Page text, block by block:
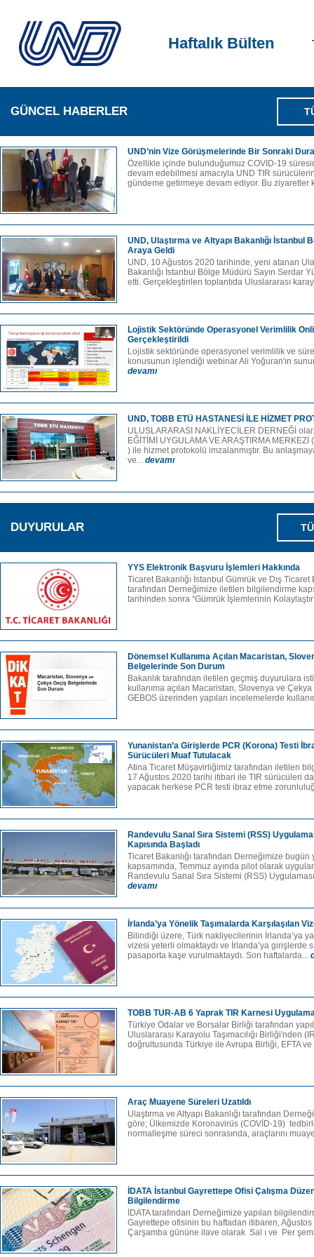
Haftalık Bülten
GÜNCEL HABERLER
UND’nin Vize Görüşmelerinde Bir Sonraki
Özellikle içinde bulunduğumuz COVID-19
devam edebilmesi amacıyla UND TIR
gündeme getirmeye devam ediyor. Bu ziyaretler
UND, Ulaştırma ve Altyapı Bakanlığı İstanbul
Araya Geldi
UND, 10 Ağustos 2020 tarihinde, yeni atanan
Bakanlığı İstanbul Bölge Müdürü Sayın Serdar
etti. Gerçekleştirilen toplantıda Uluslararası
Lojistik Sektöründe Operasyonel Verimlilik
Gerçekleştirildi
Lojistik sektöründe operasyonel verimlilik ve
konusunun işlendiği webinar Ali Yoğuran'ın
devamı
UND, TOBB ETÜ HASTANESİ İLE HİZMET
ULUSLARARASI NAKLİYECİLER DERNEĞİ
EĞİTİMİ UYGULAMA VE ARAŞTIRMA MERKEZİ
) ile hizmet protokolü imzalanmıştır. Bu
ve... devamı
DUYURULAR
YYS Elektronik Başvuru İşlemleri Hakkında
Ticaret Bakanlığı İstanbul Gümrük ve Dış
tarafından Derneğimize iletilen bilgilendirme
tarihinden sonra “Gümrük İşlemlerinin
Dönemsel Kullanıma Açılan Macaristan,
Belgelerinde Son Durum
Bakanlık tarafından iletilen geçmiş duyurulara
kullanıma açılan Macaristan, Slovenya ve
GEBOS üzerinden yapılan incelemelerde
Yunanistan’a Girişlerde PCR (Korona) Testi
Sürücüleri Muaf Tutulacak
Atina Ticaret Müşavirliğimiz tarafından iletilen
17 Ağustos 2020 tarihi itibari ile TIR sürücüleri
yapacak herkese PCR testi ibraz etme
Randevulu Sanal Sıra Sistemi (RSS)
Kapısında Başladı
Ticaret Bakanlığı tarafından Derneğimize
kapsamında, Temmuz ayında pilot olarak
Randevulu Sanal Sıra Sistemi (RSS)
devamı
İrlanda’ya Yönelik Taşımalarda Karşılaşılan
Bilindiği üzere, Türk nakliyecilerinin İrlanda’ya
vizesi yeterli olmaktaydı ve İrlanda’ya girişlerde
pasaporta kaşe vurulmaktaydı. Son haftalarda...
TOBB TUR-AB 6 Yaprak TIR Karnesi
Türkiye Odalar ve Borsalar Birliği tarafından
Uluslararası Karayolu Taşımacılığı Birliği'nden
doğrultusunda Türkiye ile Avrupa Birliği, EFTA
Araç Muayene Süreleri Uzatıldı
Ulaştırma ve Altyapı Bakanlığı tarafından
göre; Ülkemizde Koronavirüs (COVİD-19)
normalleşme süreci sonrasında, araçlarını
İDATA İstanbul Gayrettepe Ofisi Çalışma
Bilgilendirme
İDATA tarafından Derneğimize yapılan
Gayrettepe ofisinin bu haftadan itibaren,
Çarşamba gününe ilave olarak Sal ı ve Per